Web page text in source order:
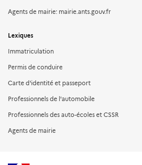
Agents de mairie: mairie.ants.gouv.fr
Lexiques
Immatriculation
Permis de conduire
Carte d'identité et passeport
Professionnels de l'automobile
Professionnels des auto-écoles et CSSR
Agents de mairie